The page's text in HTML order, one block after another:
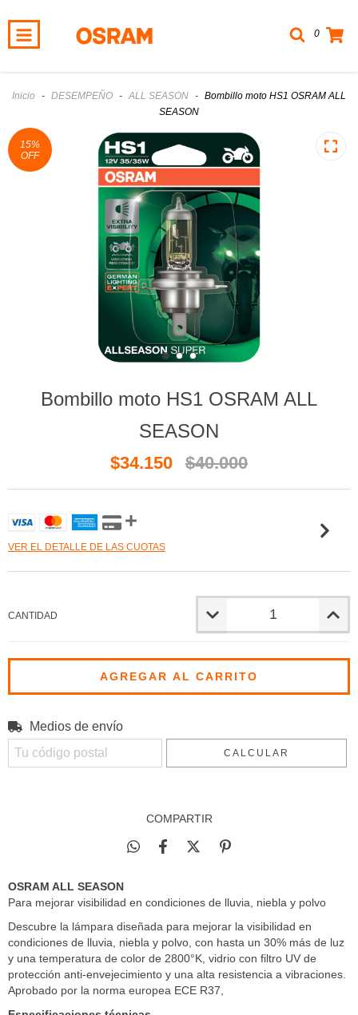
0
Inicio - DESEMPEÑO - ALL SEASON - Bombillo moto HS1 OSRAM ALL
SEASON
15%
OFF
Bombillo moto HS1 OSRAM ALL
SEASON
$34.150 $40.000
VER EL DETALLE DE LAS CUOTAS
CANTIDAD
Entregas para el CP:
Medios de envío
CALCULAR
COMPARTIR
OSRAM ALL SEASON
Para mejorar visibilidad en condiciones de lluvia, niebla y polvo
Descubre la lámpara diseñada para mejorar la visibilidad en
condiciones de lluvia, niebla y polvo, con hasta un 30% más de luz
y una temperatura de color de 2800°K, vidrio con filtro UV de
protección anti-envejecimiento y una alta resistencia a vibraciones.
Aprobado por la norma europea ECE R37,